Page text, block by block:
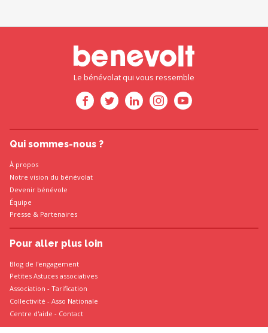
Le bénévolat qui vous ressemble
Qui sommes-nous ?
À propos
Notre vision du bénévolat
Devenir bénévole
Équipe
Presse & Partenaires
Pour aller plus loin
Blog de l'engagement
Petites Astuces associatives
Association - Tarification
Collectivité - Asso Nationale
Centre d'aide - Contact